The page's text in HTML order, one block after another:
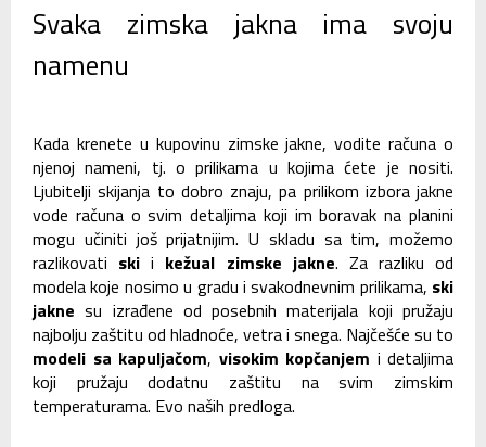
Svaka zimska jakna ima svoju
namenu
Kada krenete u kupovinu zimske jakne, vodite računa o
njenoj nameni, tj. o prilikama u kojima ćete je nositi.
Ljubitelji skijanja to dobro znaju, pa prilikom izbora jakne
vode računa o svim detaljima koji im boravak na planini
mogu učiniti još prijatnijim. U skladu sa tim, možemo
razlikovati skii kežual zimske jakne. Za razliku od
modela koje nosimo u gradu i svakodnevnim prilikama, ski
jakne su izrađene od posebnih materijala koji pružaju
najbolju zaštitu od hladnoće, vetra i snega. Najčešće su to
modeli sa kapuljačom, visokim kopčanjem i detaljima
koji pružaju dodatnu zaštitu na svim zimskim
temperaturama. Evo naših predloga.